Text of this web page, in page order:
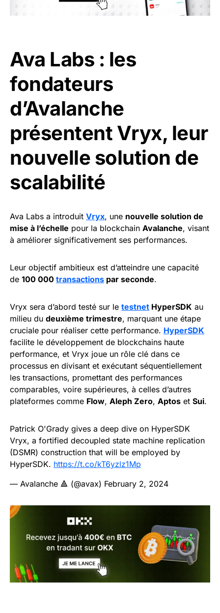
Ava Labs : les
fondateurs
d’Avalanche
présentent Vryx, leur
nouvelle solution de
scalabilité
Ava Labs a introduit Vryx, une nouvelle solution de
mise à l’échelle pour la blockchain Avalanche, visant
à améliorer significativement ses performances.
Leur objectif ambitieux est d’atteindre une capacité
de 100 000 transactions par seconde.
Vryx sera d’abord testé sur le testnet HyperSDK au
milieu du deuxième trimestre, marquant une étape
cruciale pour réaliser cette performance. HyperSDK
facilite le développement de blockchains haute
performance, et Vryx joue un rôle clé dans ce
processus en divisant et exécutant séquentiellement
les transactions, promettant des performances
comparables, voire supérieures, à celles d’autres
plateformes comme Flow, Aleph Zero, Aptos et Sui.
Patrick O'Grady gives a deep dive on HyperSDK
Vryx, a fortified decoupled state machine replication
(DSMR) construction that will be employed by
HyperSDK. https://t.co/kT6yzlz1Mp
— Avalanche 🔺 (@avax) February 2, 2024